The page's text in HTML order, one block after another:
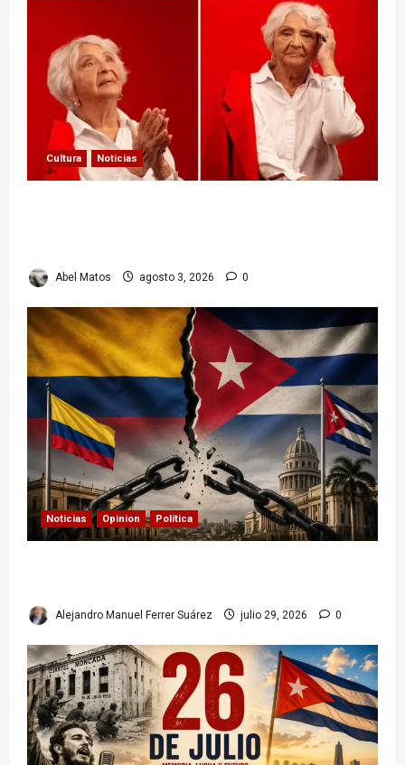
Cultura Noticias
Abel Matos agosto 3, 2026 0
Noticias Opinion Política
Alejandro Manuel Ferrer Suárez julio 29, 2026 0